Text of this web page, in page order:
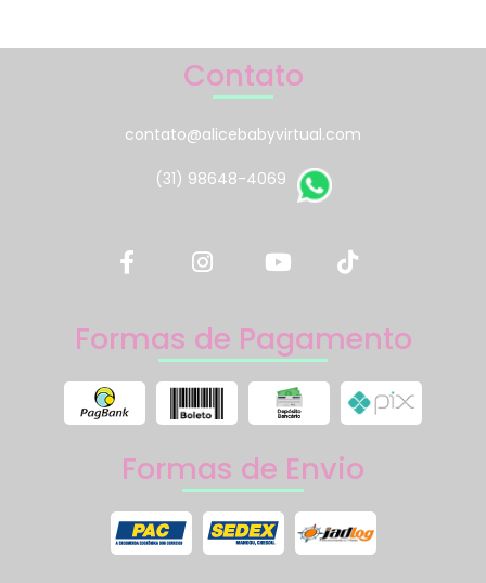
Contato
contato@alicebabyvirtual.com
(31) 98648-4069
Formas de Pagamento
Formas de Envio